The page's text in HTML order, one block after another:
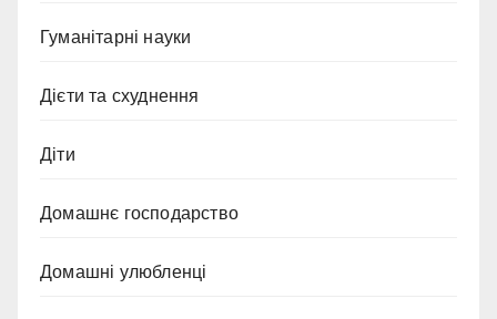
Гуманітарні науки
Дієти та схуднення
Діти
Домашнє господарство
Домашні улюбленці